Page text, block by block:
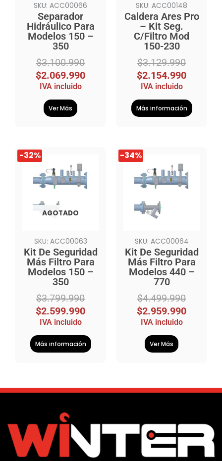
SKU: ACC00066
Separador
Hidráulico Para
Modelos 150 –
350
$3.100.990
$2.069.990
IVA incluido
Ver Más
SKU: ACC00148
Caldera Ares Pro
– Kit Seg.
C/Filtro Mod
150-230
$3.129.990
$2.154.990
IVA incluido
Más información
-32%
AGOTADO
SKU: ACC00063
Kit De Seguridad
Más Filtro Para
Modelos 150 –
350
$3.799.990
El
precio
original
$3.799.990.
$2.599.990
El
precio
actual
$2.599.990.
IVA incluido
Más información
-34%
SKU: ACC00064
Kit De Seguridad
Más Filtro Para
Modelos 440 –
770
$4.499.990
El
precio
original
$4.499.990.
$2.959.990
El
precio
actual
$2.959.990.
IVA incluido
Ver Más